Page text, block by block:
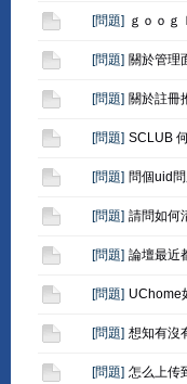
[問題] ｇｏｏｇ
[問題] 關於管理
[問題] 關於註冊
[問題] SCLUB
[問題] 問個uid
[問題] 請問如何
[問題] 論壇最近
[問題] UChome
[問題] 想知有沒
[問題] 怎么上传